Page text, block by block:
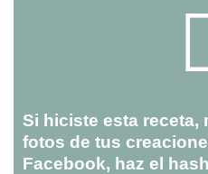
Si hiciste esta receta,
fotos de tus
Facebook, haz el